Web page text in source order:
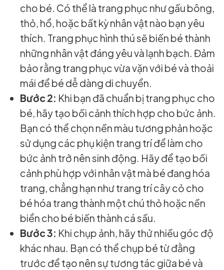
cho bé. Có thể là trang phục như gấu bông,
thỏ, hổ, hoặc bất kỳ nhân vật nào bạn yêu
thích. Trang phục hình thú sẽ biến bé thành
những nhân vật đáng yêu và lạnh bạch. Đảm
bảo rằng trang phục vừa vặn với bé và thoải
mái để bé dễ dàng di chuyển.
Bước 2: Khi bạn đã chuẩn bị trang phục cho
bé, hãy tạo bối cảnh thích hợp cho bức ảnh.
Bạn có thể chọn nền màu tương phản hoặc
sử dụng các phụ kiện trang trí để làm cho
bức ảnh trở nên sinh động. Hãy để tạo bối
cảnh phù hợp với nhân vật mà bé đang hóa
trang, chẳng hạn như trang trí cây cỏ cho
bé hóa trang thành một chú thỏ hoặc nền
biển cho bé biến thành cá sấu.
Bước 3: Khi chụp ảnh, hãy thử nhiều góc độ
khác nhau. Bạn có thể chụp bé từ đằng
trước để tạo nên sự tương tác giữa bé và